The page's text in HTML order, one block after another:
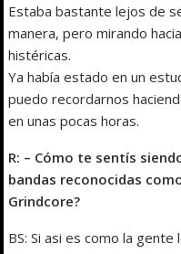
Estaba bastante lejos de
manera, pero mirando
histéricas.
Ya había estado en un
puedo recordarnos
en unas pocas horas.
R: – Cómo te sentís
bandas reconocidas
Grindcore?
BS: Si asi es como la